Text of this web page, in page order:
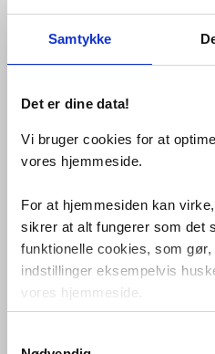
Samtykke
Det er dine data!
Vi bruger cookies for at
vores hjemmeside.
For at hjemmesiden kan
sikrer at alt fungerer som det
funktionelle cookies, som
indstillinger eksempelvis
vores hjemmeside.
Foruden nødvendige og
Levering 5-10 dage
Damixa Silhouet